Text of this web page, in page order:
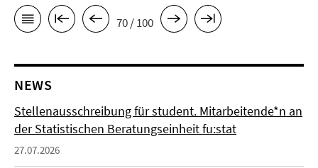
70 / 100
NEWS
Stellenausschreibung für student. Mitarbeitende*n an
der Statistischen Beratungseinheit fu:stat
27.07.2026